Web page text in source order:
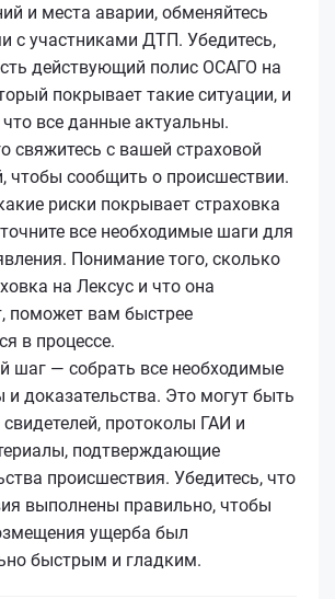
и места аварии, обменяйтесь
с участниками ДТП. Убедитесь,
действующий полис ОСАГО на
покрывает такие ситуации, и
что все данные актуальны.
свяжитесь с вашей страховой
чтобы сообщить о происшествии.
риски покрывает страховка
все необходимые шаги для
Понимание того, сколько
на Лексус и что она
поможет вам быстрее
в процессе.
шаг — собрать все необходимые
доказательства. Это могут быть
протоколы ГАИ и
подтверждающие
происшествия. Убедитесь, что
выполнены правильно, чтобы
ущерба был
быстрым и гладким.